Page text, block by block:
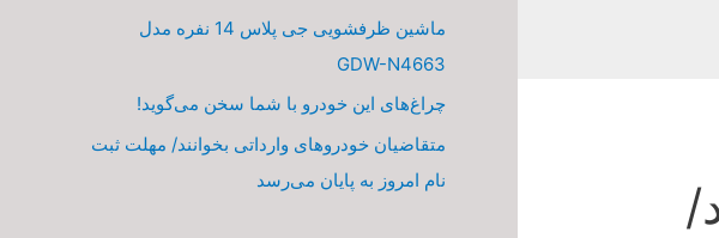
ماشین ظرفشویی جی پلاس 14 نفره مدل
GDW-N4663
چراغ‌های این خودرو با شما سخن می‌گوید!
متقاضیان خودروهای وارداتی بخوانند/ مهلت ثبت
نام امروز به پایان می‌رسد